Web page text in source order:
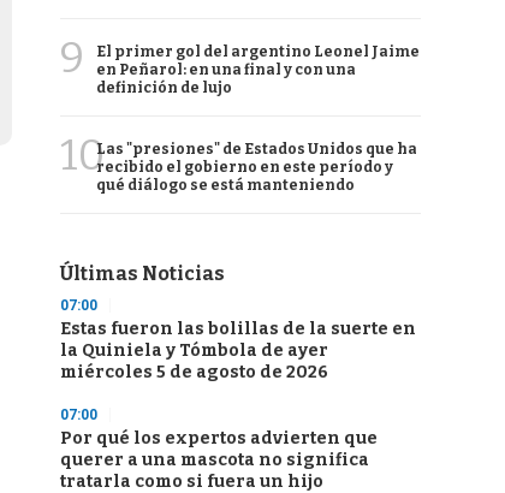
9
El primer gol del argentino Leonel Jaime
en Peñarol: en una final y con una
definición de lujo
10Las "presiones" de Estados Unidos que ha
recibido el gobierno en este período y
qué diálogo se está manteniendo
Últimas Noticias
07:00
Estas fueron las bolillas de la suerte en
la Quiniela y Tómbola de ayer
miércoles 5 de agosto de 2026
07:00
Por qué los expertos advierten que
querer a una mascota no significa
tratarla como si fuera un hijo